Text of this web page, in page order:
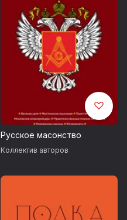
Русское масонство
Коллектив авторов